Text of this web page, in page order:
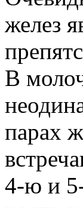
желез
В
парах
4-ю и